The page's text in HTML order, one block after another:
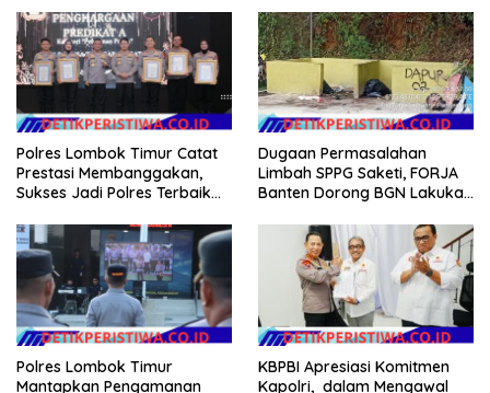
Argomulyo Belitang Jaya
Hilang 3 Bulan Bawa
Anggaran Pembangunan
Polres Lombok Timur Catat
Prestasi Membanggakan,
Sukses Jadi Polres Terbaik
NTB
Dugaan Permasalahan
Limbah SPPG Saketi, FORJA
Banten Dorong BGN Lakukan
Polres Lombok Timur
Mantapkan Pengamanan
KBPBI Apresiasi Komitmen
Kapolri, dalam Mengawal